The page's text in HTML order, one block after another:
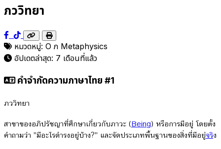
ภววิทยา
หมวดหมู่: O ภ Metaphysics
อัปเดตล่าสุด: 7 เดือนที่แล้ว
คำจำกัดความภาษาไทย #1
ภววิทยา
สาขาของอภิปรัชญาที่ศึกษาเกี่ยวกับภาวะ (Being) หรือการมีอยู่ โดยตั้ง
คำถามว่า "มีอะไรดำรงอยู่บ้าง?" และจัดประเภทพื้นฐานของสิ่งที่มีอยู่จริง